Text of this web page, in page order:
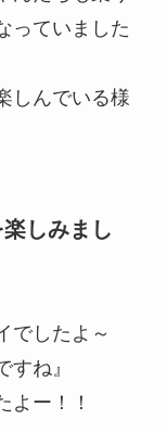
っていました
しんでいる様
しみまし
でしたよ～
すね』
よー！！